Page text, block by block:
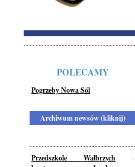
POLECAMY
Pogrzeby Nowa Sól
Archiwum newsów (kliknij)
Przedszkole Wałbrzych -